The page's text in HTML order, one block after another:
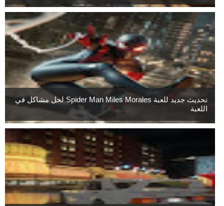
تحديث جديد للعبة Spider Man Miles Morales لحل مشاكل في
اللعبة